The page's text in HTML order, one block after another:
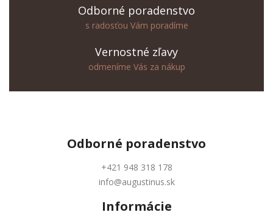
Odborné poradenstvo
s radosťou Vám poradíme
Vernostné zľavy
odmeníme Vás za nákup
Odborné poradenstvo
+421 948 318 178
info@augustinus.sk
Informácie